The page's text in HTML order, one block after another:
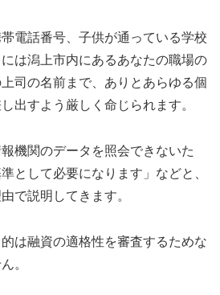
電話番号、子供が通っている学校
は潟上市内にあるあなたの職場の
司の名前まで、ありとあらゆる個
出すよう厳しく命じられます。
機関のデータを照会できないた
として必要になります」などと、
で説明してきます。
は融資の適格性を審査するためな
。